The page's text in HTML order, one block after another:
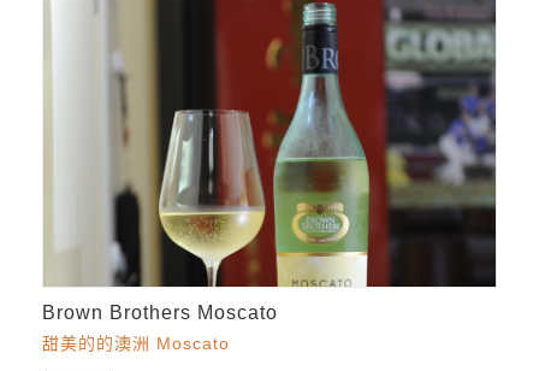
Brown Brothers Moscato
甜美的的澳洲 Moscato